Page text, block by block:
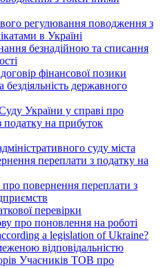
регулювання поводження з
в Україні
безнадійною та списання
фінансової позики
бездіяльність державного
України у справі про
податку на прибуток
суду міста
переплати з податку на
повернення переплати з
перевірки
про поновлення на роботі
a legislation of Ukraine?
відповідальністю
Учасників ТОВ про